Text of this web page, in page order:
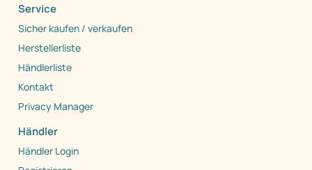
Service
Sicher kaufen / verkaufen
Herstellerliste
Händlerliste
Kontakt
Privacy Manager
Händler
Händler Login